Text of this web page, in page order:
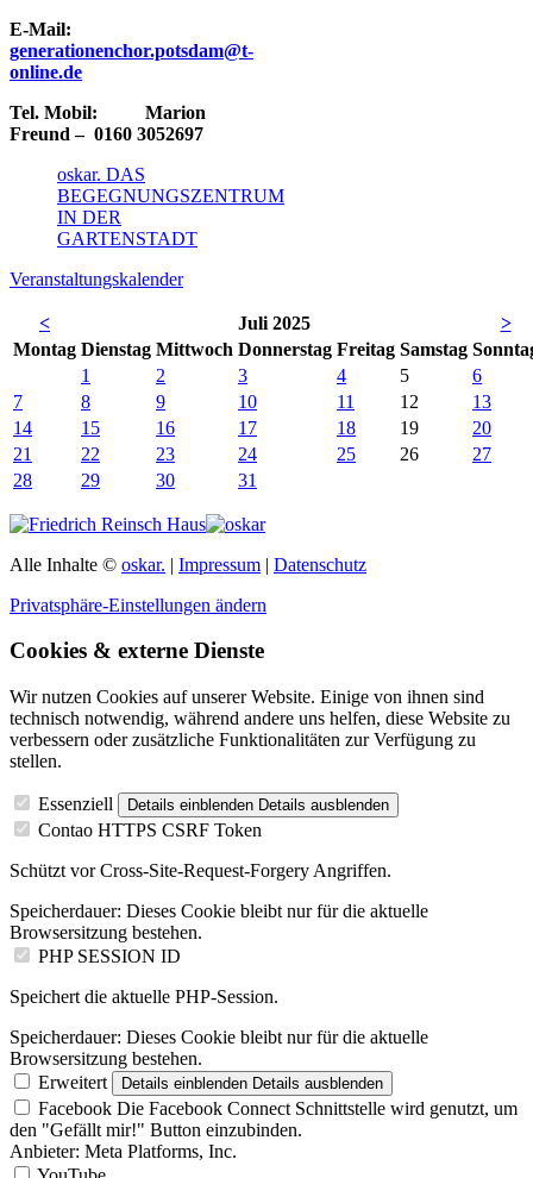
E-Mail:
generationenchor.potsdam@t-
online.de
Tel. Mobil: Marion
Freund – 0160 3052697
oskar. DAS
BEGEGNUNGSZENTRUM
IN DER
GARTENSTADT
Veranstaltungskalender
< Juli 2025
>
Montag Dienstag Mittwoch Donnerstag Freitag Samstag So
1
2 3 4 5
6
7
8 9 10 11 12
13
14
15 16 17 18 19
20
21
22 23 24 25 26
27
28
29 30 31
Alle Inhalte © oskar. | Impressum | Datenschutz
Privatsphäre-Einstellungen ändern
Cookies & externe Dienste
Wir nutzen Cookies auf unserer Website. Einige von ihnen sind
technisch notwendig, während andere uns helfen, diese Website zu
verbessern oder zusätzliche Funktionalitäten zur Verfügung zu
stellen.
Essenziell Details einblenden Details ausblenden
Contao HTTPS CSRF Token
Schützt vor Cross-Site-Request-Forgery Angriffen.
Speicherdauer: Dieses Cookie bleibt nur für die aktuelle
Browsersitzung bestehen.
PHP SESSION ID
Speichert die aktuelle PHP-Session.
Speicherdauer: Dieses Cookie bleibt nur für die aktuelle
Browsersitzung bestehen.
Erweitert
Details einblenden Details ausblenden
Facebook Die Facebook Connect Schnittstelle wird genutzt, um
den "Gefällt mir!" Button einzubinden.
Anbieter: Meta Platforms, Inc.